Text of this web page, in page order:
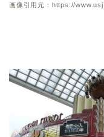
画像引用元：https://